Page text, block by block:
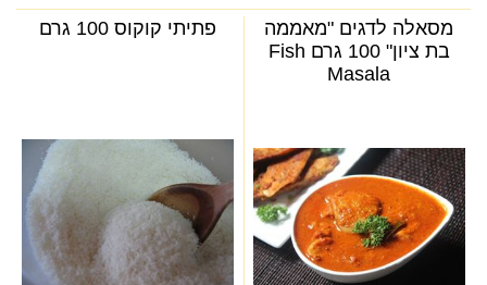
מסאלה לדגים "מאממה
בת ציון" 100 גרם Fish
Masala
פתיתי קוקוס 100 גרם